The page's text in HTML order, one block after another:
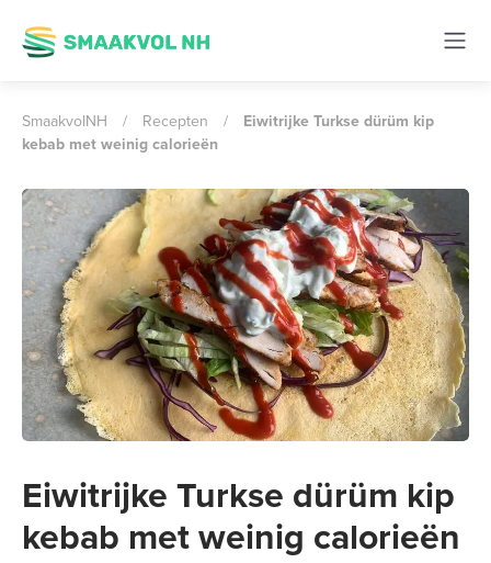
SmaakvolNH / Recepten /
Eiwitrijke Turkse dürüm kip
kebab met weinig calorieën
Eiwitrijke Turkse dürüm kip
kebab met weinig calorieën